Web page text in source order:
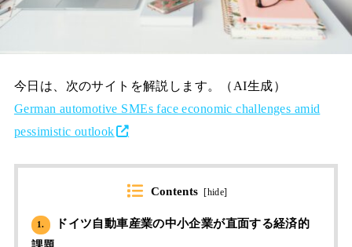
今日は、次のサイトを解説します。（AI生成）
German automotive SMEs face economic challenges amid
pessimistic outlook
Contents [hide]
1.
ドイツ自動車産業の中小企業が直面する経済的